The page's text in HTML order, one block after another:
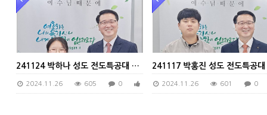
241124 박하나 성도 전도특공대 인도
2024.11.26 605 0 2024.11.26 601 0